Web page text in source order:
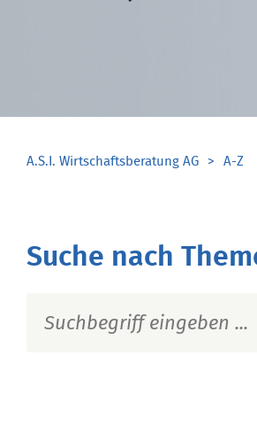
A.S.I. Wirtschaftsberatung AG A-Z
Suche nach